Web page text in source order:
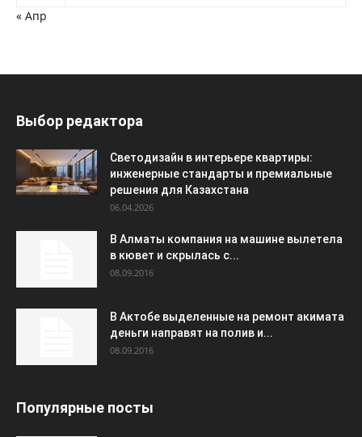
« Апр
Выбор редактора
Светодизайн в интерьере квартиры:
инженерные стандарты и премиальные
решения для Казахстана
06.04.2026
В Алматы компания на машине вылетела
в кювет и скрылась с...
08.09.2016
В Актобе выделенные на ремонт акимата
деньги направят на полив и...
08.09.2016
Популярные посты